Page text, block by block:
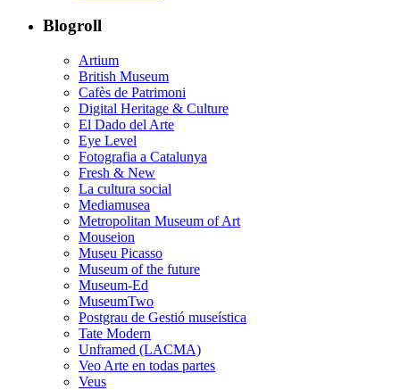
Blogroll
Artium
British Museum
Cafès de Patrimoni
Digital Heritage & Culture
El Dado del Arte
Eye Level
Fotografia a Catalunya
Fresh & New
La cultura social
Mediamusea
Metropolitan Museum of Art
Mouseion
Museu Picasso
Museum of the future
Museum-Ed
MuseumTwo
Postgrau de Gestió museística
Tate Modern
Unframed (LACMA)
Veo Arte en todas partes
Veus